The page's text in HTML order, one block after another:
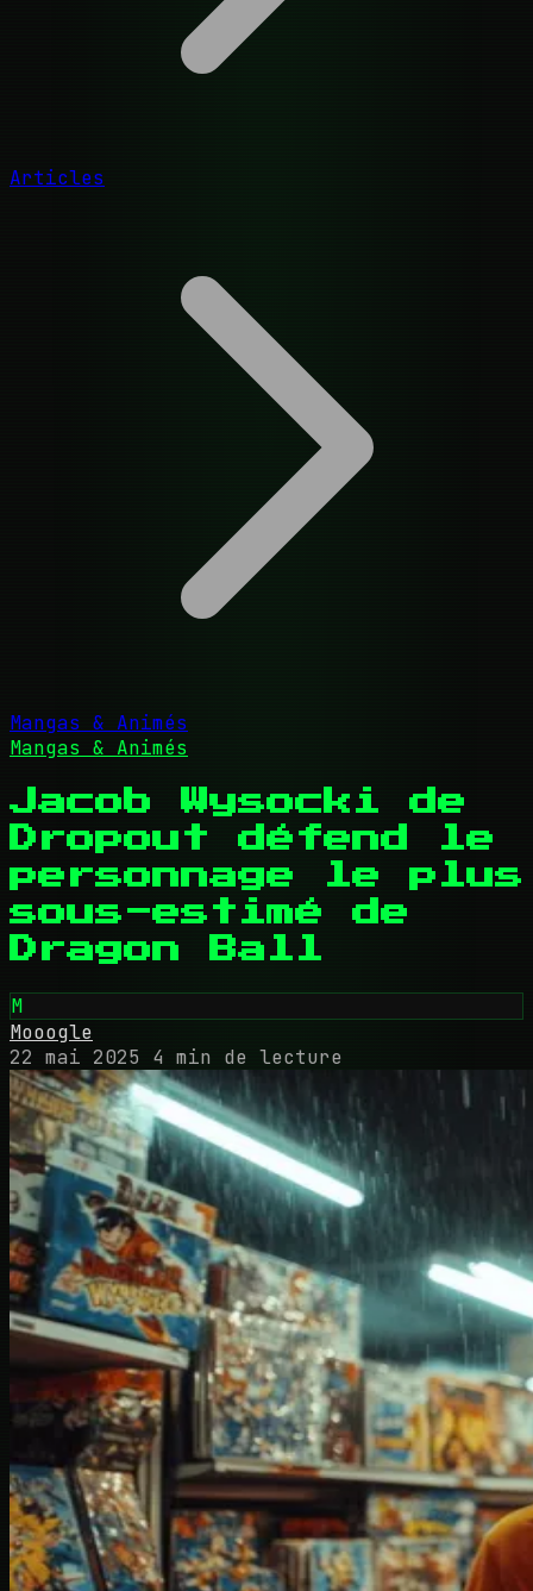
Articles
Mangas & Animés
Mangas & Animés
Jacob Wysocki de
Dropout défend le
personnage le plus
sous-estimé de
Dragon Ball
M
Mooogle
22 mai 2025
4 min de lecture